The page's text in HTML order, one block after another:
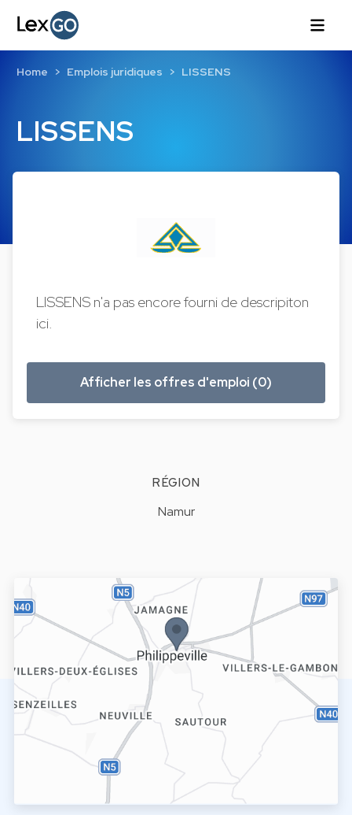
LISSENS
Home Emplois juridiques LISSENS
LISSENS n'a pas encore fourni de descripiton
ici.
Afficher les offres d'emploi (0)
RÉGION
Namur